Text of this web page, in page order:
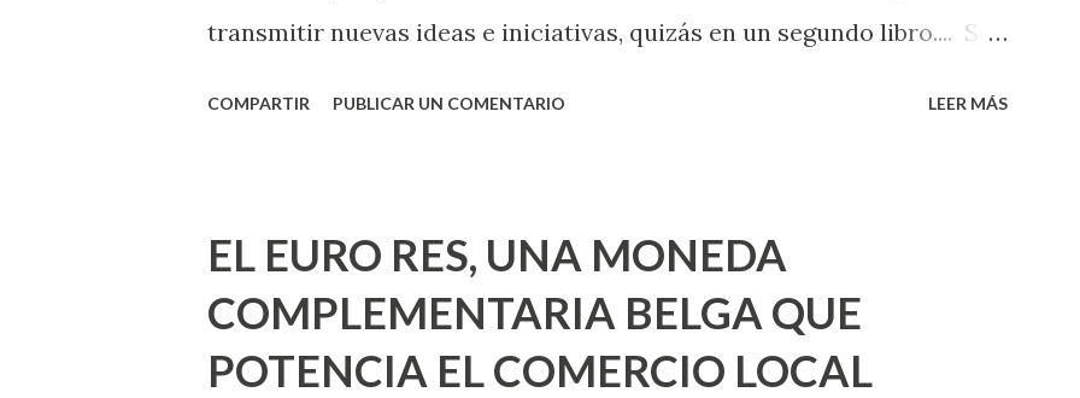
transmitir nuevas ideas e iniciativas, quizás en un segundo libro.... Son
experiencias, conocimientos, ideas, emociones, no solo aquí en
España sino especialmente en Latinoamérica; y continuamos con
muchas más iniciativas como el Banco de Tiempo de las Letras y el
COMPARTIR PUBLICAR UN COMENTARIO LEER MÁS
EL EURO RES, UNA MONEDA
COMPLEMENTARIA BELGA QUE
POTENCIA EL COMERCIO LOCAL